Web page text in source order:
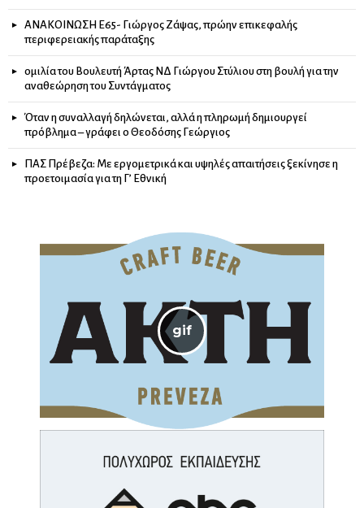
ΑΝΑΚΟΙΝΩΣΗ Ε65- Γιώργος Ζάψας, πρώην επικεφαλής
περιφερειακής παράταξης
ομιλία του Βουλευτή Άρτας ΝΔ Γιώργου Στύλιου στη βουλή για την
αναθεώρηση του Συντάγματος
Όταν η συναλλαγή δηλώνεται, αλλά η πληρωμή δημιουργεί
πρόβλημα – γράφει ο Θεοδόσης Γεώργιος
ΠΑΣ Πρέβεζα: Με εργομετρικά και υψηλές απαιτήσεις ξεκίνησε η
προετοιμασία για τη Γ’ Εθνική